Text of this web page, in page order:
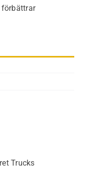
förbättrar
Trucks